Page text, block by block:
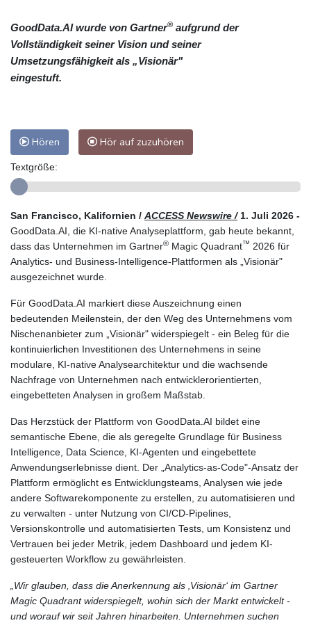
GoodData.AI wurde von Gartner® aufgrund der
Vollständigkeit seiner Vision und seiner
Umsetzungsfähigkeit als „Visionär"
eingestuft.
Hören Hör auf zuzuhören
Textgröße:
San Francisco, Kalifornien / ACCESS Newswire /1. Juli 2026 -
GoodData.AI, die KI-native Analyseplattform, gab heute bekannt,
dass das Unternehmen im Gartner® Magic Quadrant™ 2026 für
Analytics- und Business-Intelligence-Plattformen als „Visionär"
ausgezeichnet wurde.
Für GoodData.AI markiert diese Auszeichnung einen
bedeutenden Meilenstein, der den Weg des Unternehmens vom
Nischenanbieter zum „Visionär" widerspiegelt - ein Beleg für die
kontinuierlichen Investitionen des Unternehmens in seine
modulare, KI-native Analysearchitektur und die wachsende
Nachfrage von Unternehmen nach entwicklerorientierten,
eingebetteten Analysen in großem Maßstab.
Das Herzstück der Plattform von GoodData.AI bildet eine
semantische Ebene, die als geregelte Grundlage für Business
Intelligence, Data Science, KI-Agenten und eingebettete
Anwendungserlebnisse dient. Der „Analytics-as-Code"-Ansatz der
Plattform ermöglicht es Entwicklungsteams, Analysen wie jede
andere Softwarekomponente zu erstellen, zu automatisieren und
zu verwalten - unter Nutzung von CI/CD-Pipelines,
Versionskontrolle und automatisierten Tests, um Konsistenz und
Vertrauen bei jeder Metrik, jedem Dashboard und jedem KI-
gesteuerten Workflow zu gewährleisten.
„Wir glauben, dass die Anerkennung als ‚Visionär‘ im Gartner
Magic Quadrant widerspiegelt, wohin sich der Markt entwickelt -
und worauf wir seit Jahren hinarbeiten. Unternehmen suchen